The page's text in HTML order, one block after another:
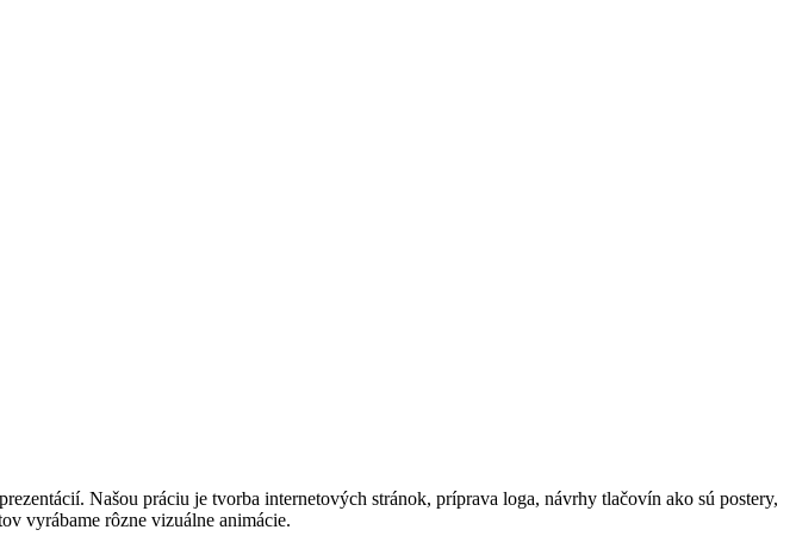
Našou práciu je tvorba internetových stránok, príprava loga, návrhy tlačovín ako sú postery,
vyrábame rôzne vizuálne animácie.